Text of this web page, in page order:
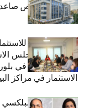
فاعل رائد بفرص
(+34.8%)
الهيئة التونسية
والعشرين للمجلس
القطاع الخاص في
الاستثمار في مراكز
قيادة مزدوجة